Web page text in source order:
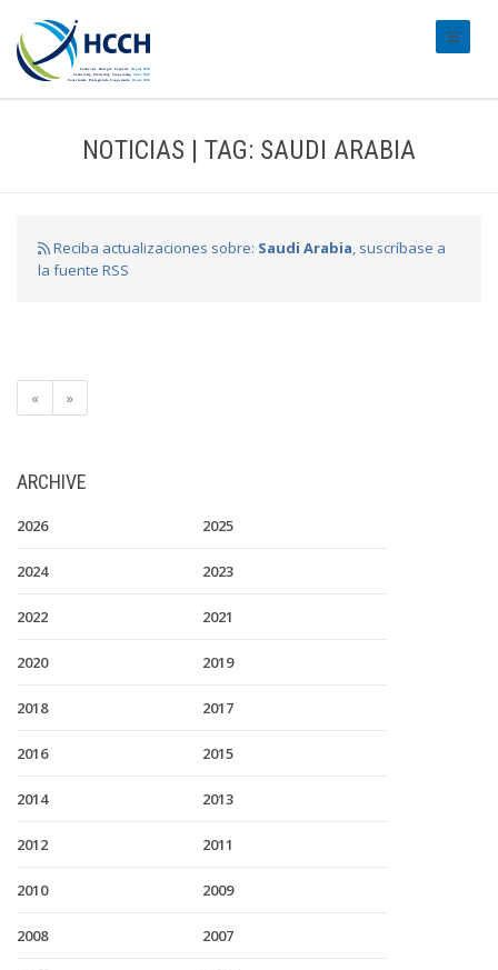
NOTICIAS | TAG: SAUDI ARABIA
Reciba actualizaciones sobre: Saudi Arabia, suscríbase a
la fuente RSS
« »
ARCHIVE
2026 2025
2024 2023
2022 2021
2020 2019
2018 2017
2016 2015
2014 2013
2012 2011
2010 2009
2008 2007